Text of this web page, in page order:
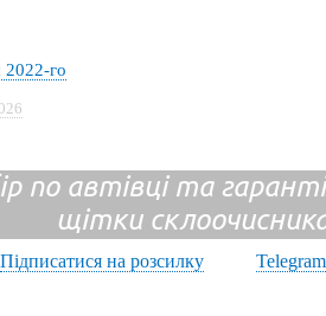
2022-го
по автівці та
щітки
Підписатися на розсилку
Telegram